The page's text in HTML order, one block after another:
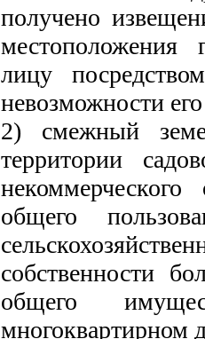
получено
местоположения
лицу
невозможности
2) смежный
территории
общего
собственности
общего
многоквартирном